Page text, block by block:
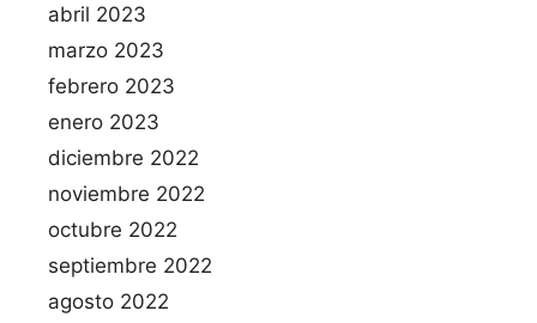
abril 2023
marzo 2023
febrero 2023
enero 2023
diciembre 2022
noviembre 2022
octubre 2022
septiembre 2022
agosto 2022